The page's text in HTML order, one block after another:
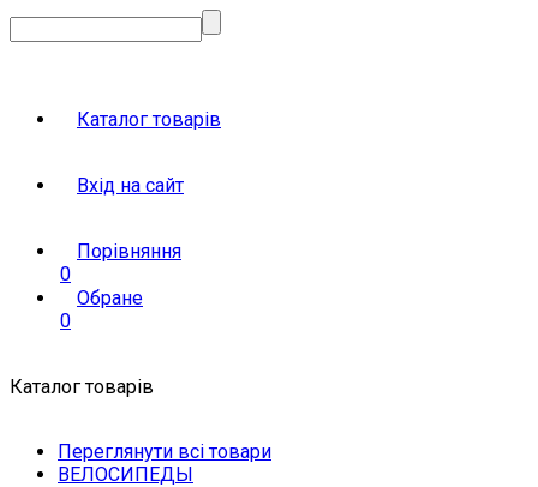
Каталог товарів
Вхід на сайт
Порівняння
0
Обране
0
Каталог товарів
Переглянути всі товари
ВЕЛОСИПЕДЫ